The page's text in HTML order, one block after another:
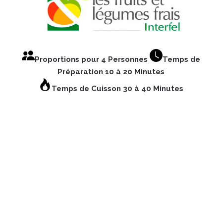
Proportions pour 4 Personnes
Temps de
Préparation 10 à 20 Minutes
Temps de Cuisson 30 à 40 Minutes